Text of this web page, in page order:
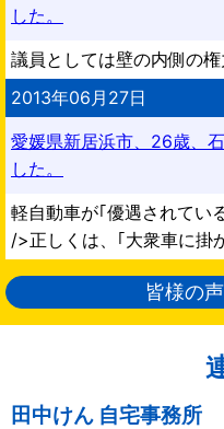
した。
議員としては壁の内側の権
2013年06月27日
愛媛県新居浜市、26歳、
した。
軽自動車が｢優遇されてい
/>正しくは、｢大衆車に掛
皆様の
田中けん 自宅事務所